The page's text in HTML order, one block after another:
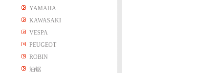
YAMAHA
KAWASAKI
VESPA
PEUGEOT
ROBIN
油锯